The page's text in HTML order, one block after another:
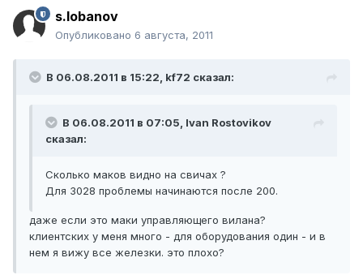
s.lobanov
Опубликовано 6 августа, 2011
В 06.08.2011 в 15:22, kf72 сказал:
В 06.08.2011 в 07:05, Ivan Rostovikov
сказал:
Сколько маков видно на свичах ?
Для 3028 проблемы начинаются после 200.
даже если это маки управляющего вилана?
клиентских у меня много - для оборудования один - и в
нем я вижу все железки. это плохо?